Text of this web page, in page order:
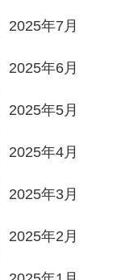
2025年7月
2025年6月
2025年5月
2025年4月
2025年3月
2025年2月